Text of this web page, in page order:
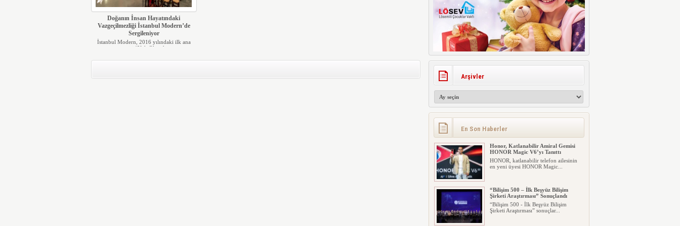
Doğanın İnsan Hayatındaki
Vazgeçilmezliği İstanbul Modern’de
Sergileniyor
İstanbul Modern, 2016 yılındaki ilk ana
sergisi “Yok Olmad...
Arşivler
En Son Haberler
Honor, Katlanabilir Amiral Gemisi
HONOR Magic V6’yı Tanıttı
HONOR, katlanabilir telefon ailesinin
en yeni üyesi HONOR Magic...
“Bilişim 500 – İlk Beşyüz Bilişim
Şirketi Araştırması” Sonuçlandı
“Bilişim 500 - İlk Beşyüz Bilişim
Şirketi Araştırması” sonuçlar...